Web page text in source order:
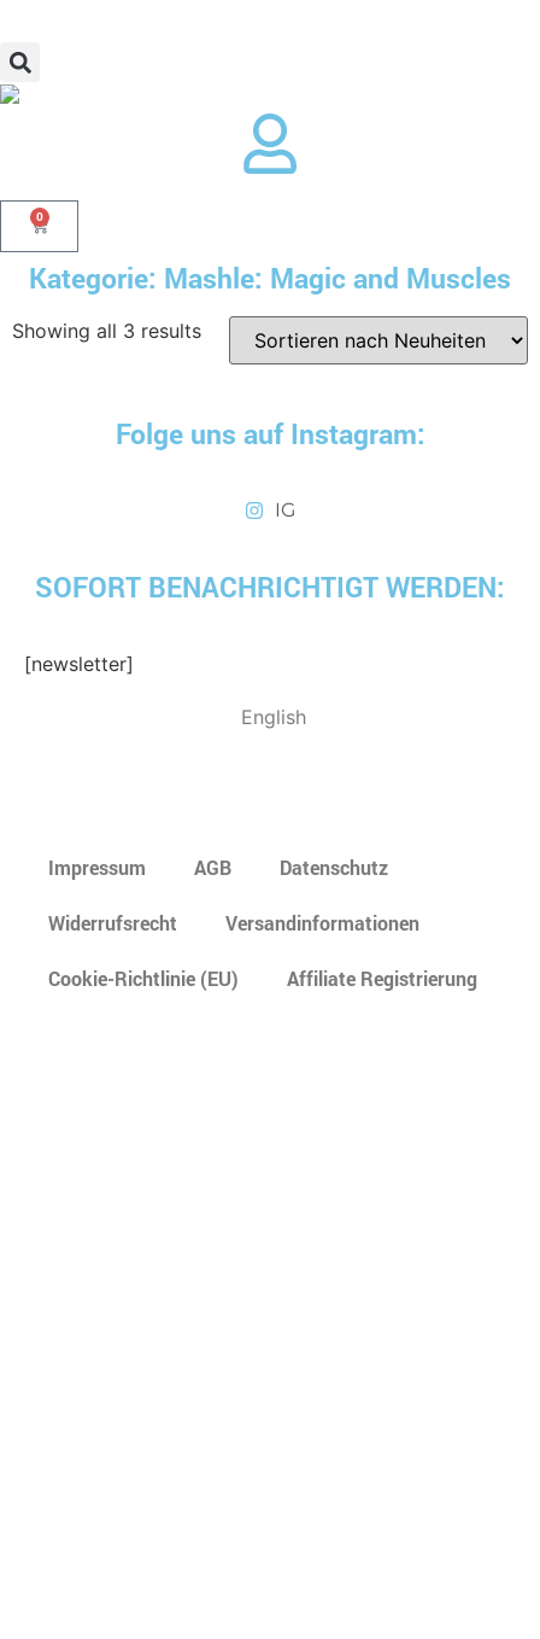
0
Kategorie: Mashle: Magic and Muscles
Showing all 3 results
Folge uns auf Instagram:
IG
SOFORT BENACHRICHTIGT WERDEN:
[newsletter]
English
Impressum AGB Datenschutz
Widerrufsrecht Versandinformationen
Cookie-Richtlinie (EU) Affiliate Registrierung